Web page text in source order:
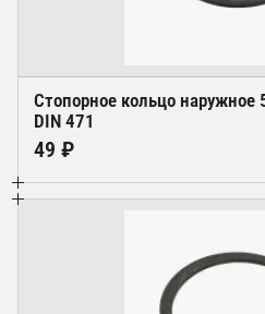
Стопорное кольцо
DIN 471
49 ₽